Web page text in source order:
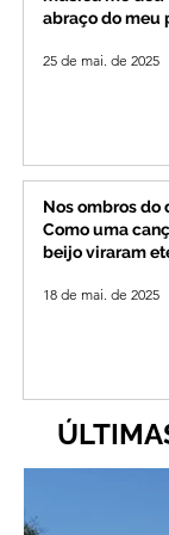
abraço do meu
25 de mai. de 2025
Nos ombros do
Como uma
beijo viraram
18 de mai. de 2025